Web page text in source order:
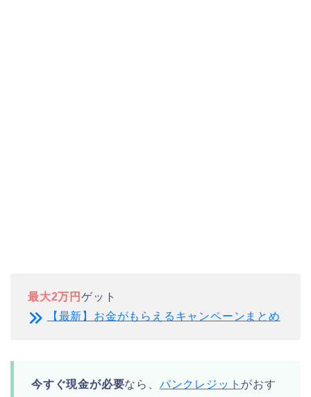
最大2万円 ゲット
【最新】お金がもらえるキャンペーンまとめ
今すぐ現金が必要なら、 バンクレジット がおす